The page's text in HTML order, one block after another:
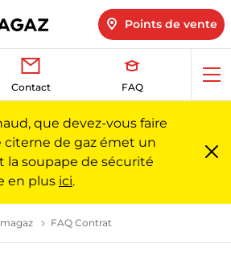
Points de vente
Contact FAQ
que devez-vous faire
citerne de gaz émet un
la soupape de sécurité
en plus ici.
à toutes vos questions sur le gaz l
Les questions les plus fréquentes sur
FAQ Contrat